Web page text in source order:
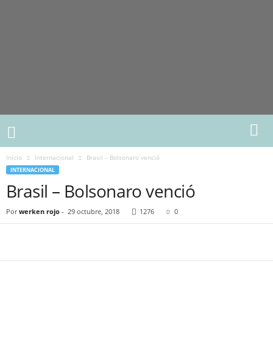
Inicio Internacional Brasil – Bolsonaro venció
INTERNACIONAL
Brasil – Bolsonaro venció
Por werken rojo - 29 octubre, 2018 1276 0